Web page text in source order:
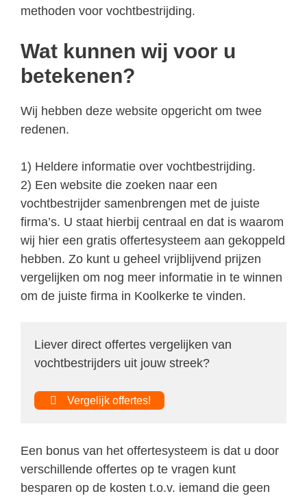
methoden voor vochtbestrijding.
Wat kunnen wij voor u
betekenen?
Wij hebben deze website opgericht om twee
redenen.
1) Heldere informatie over vochtbestrijding.
2) Een website die zoeken naar een
vochtbestrijder samenbrengen met de juiste
firma’s. U staat hierbij centraal en dat is waarom
wij hier een gratis offertesysteem aan gekoppeld
hebben. Zo kunt u geheel vrijblijvend prijzen
vergelijken om nog meer informatie in te winnen
om de juiste firma in Koolkerke te vinden.
Liever direct offertes vergelijken van
vochtbestrijders uit jouw streek?
Vergelijk offertes!
Een bonus van het offertesysteem is dat u door
verschillende offertes op te vragen kunt
besparen op de kosten t.o.v. iemand die geen